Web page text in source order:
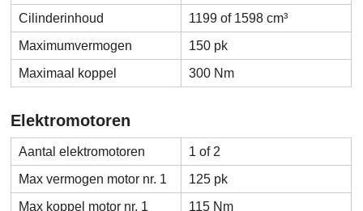
Cilinderinhoud
1199 of 1598 cm³
Maximumvermogen
150 pk
Maximaal koppel
300 Nm
Elektromotoren
Aantal elektromotoren
1 of 2
Max vermogen motor nr. 1
125 pk
Max koppel motor nr. 1
115 Nm